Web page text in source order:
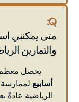
Q:
متى يمكنني
والتمارين
يحصل معظم
أسابيع لممارسة
الرياضية عادةً بعد 3-4 أسابيع (حسب توجيهات